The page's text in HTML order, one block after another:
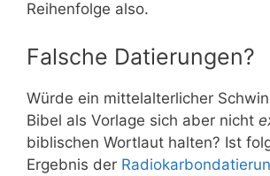
Reihenfolge also.
Falsche Datierungen?
Würde ein mittelalterlicher
Bibel als Vorlage sich aber nicht
biblischen Wortlaut halten? Ist
Ergebnis der